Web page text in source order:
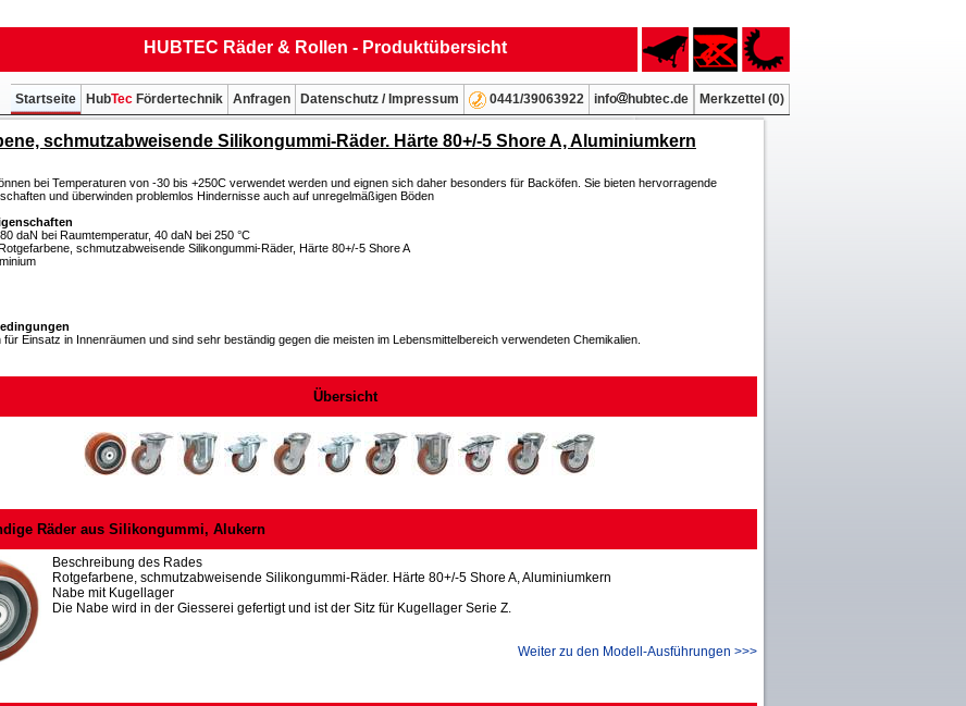
HUBTEC Räder & Rollen - Produktübersicht
Merkzettel (0)
info hubtec.de
0441/39063922
Datenschutz / Impressum
Anfragen
HubTec Fördertechnik
Startseite
schmutzabweisende Silikongummi-Räder. Härte 80+/-5 Shore A, Aluminiumkern
bei Temperaturen von -30 bis +250C verwendet werden und eignen sich daher besonders für Backöfen. Sie bieten hervorragende
und überwinden problemlos Hindernisse auch auf unregelmäßigen Böden
daN bei Raumtemperatur, 40 daN bei 250 °C
schmutzabweisende Silikongummi-Räder, Härte 80+/-5 Shore A
für Einsatz in Innenräumen und sind sehr beständig gegen die meisten im Lebensmittelbereich verwendeten Chemikalien.
Übersicht
Räder aus Silikongummi, Alukern
Beschreibung des Rades
Rotgefarbene, schmutzabweisende Silikongummi-Räder. Härte 80+/-5 Shore A, Aluminiumkern
Nabe mit Kugellager
Die Nabe wird in der Giesserei gefertigt und ist der Sitz für Kugellager Serie Z.
Weiter zu den Modell-Ausführungen >>>